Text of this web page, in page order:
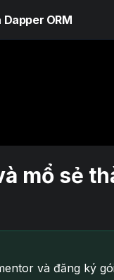
Dapper ORM
mổ sẻ
và đăng ký